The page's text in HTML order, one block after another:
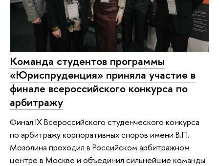
Команда студентов программы
«Юриспруденция» приняла участие в
финале всероссийского конкурса по
арбитражу
Финал IX Всероссийского студенческого конкурса
по арбитражу корпоративных споров имени В.П.
Мозолина проходил в Российском арбитражном
центре в Москве и объединил сильнейшие команды